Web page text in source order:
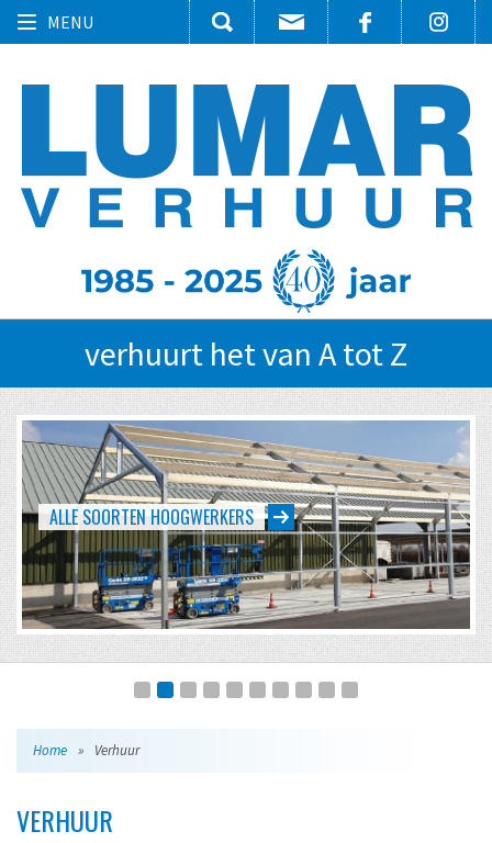
Toggle
MENU
verhuurt het van A tot Z
EVENTS VAN KLEIN TOT GROOT
Home » Verhuur
VERHUUR